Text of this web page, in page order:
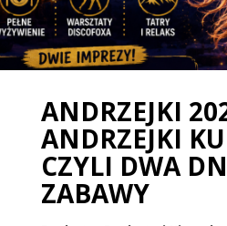
ANDRZEJKI
ANDRZEJKI
CZYLI DWA
ZABAWY